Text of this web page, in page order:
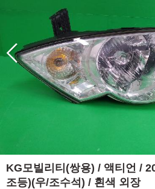
KG모빌리티(쌍용) / 액티언 /
조등)(우/조수석) / 흰색 외장